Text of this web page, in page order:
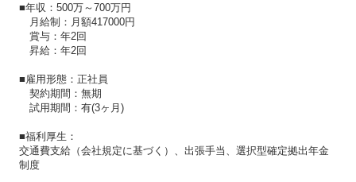
■年収：500万～700万円
月給制：月額417000円
賞与：年2回
昇給：年2回
■雇用形態：正社員
契約期間：無期
試用期間：有(3ヶ月)
■福利厚生：
交通費支給（会社規定に基づく）、出張手当、選択型確定拠出年金
制度